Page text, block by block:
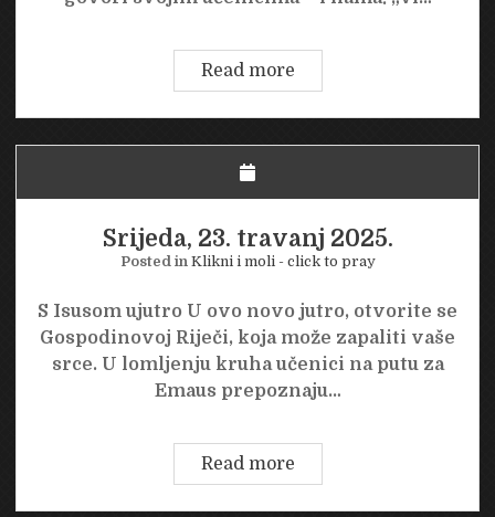
Read moreČetvrtak,
24.
travanj
2025.
Srijeda, 23. travanj 2025.
Posted in Klikni i moli - click to pray
S Isusom ujutro U ovo novo jutro, otvorite se
Gospodinovoj Riječi, koja može zapaliti vaše
srce. U lomljenju kruha učenici na putu za
Emaus prepoznaju…
Read moreSrijeda,
23.